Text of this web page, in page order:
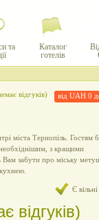
та
Каталог
готелів
відгуків) від UAH 0
міста Тернопіль. Гостям
з кращими
Вам забути про міську
Є
відгуків)